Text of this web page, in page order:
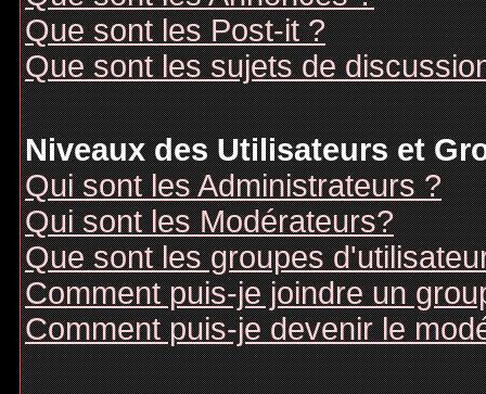
Que sont les Post-it ?
Que sont les sujets de
Niveaux des Utilisateurs et
Qui sont les Administrateurs ?
Qui sont les Modérateurs?
Que sont les groupes
Comment puis-je joindre un
Comment puis-je devenir le